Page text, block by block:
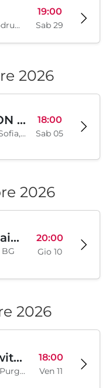
Vidas Art Arena, Kolodrum, Borisova gradina, Sofia, BG
19:00
Sab 29
2026
PARTY CANNON live in Sofia
Klub "Pri Cherepite", Sofia, BG
18:00
Sab 05
2026
Trio Mandili Maimunarnika- Sofia 20:00
Gio 10
2026
Moodymann with special guests
Chistilishcheto / The Purgatory, Sofia, BG
18:00
Ven 11